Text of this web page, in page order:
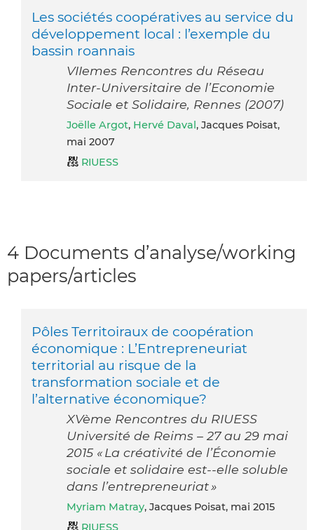
Les sociétés coopératives au service du
développement local : l’exemple du
bassin roannais
VIIemes Rencontres du Réseau
Inter-Universitaire de l’Economie
Sociale et Solidaire, Rennes (2007)
Joëlle Argot, Hervé Daval, Jacques Poisat,
mai 2007
RIUESS
4 Documents d’analyse/working
papers/articles
Pôles Territoiraux de coopération
économique : L’Entrepreneuriat
territorial au risque de la
transformation sociale et de
l’alternative économique?
XVème Rencontres du RIUESS
Université de Reims – 27 au 29 mai
2015 « La créativité de l’Économie
sociale et solidaire est-­‐elle soluble
dans l’entrepreneuriat »
Myriam Matray, Jacques Poisat, mai 2015
RIUESS